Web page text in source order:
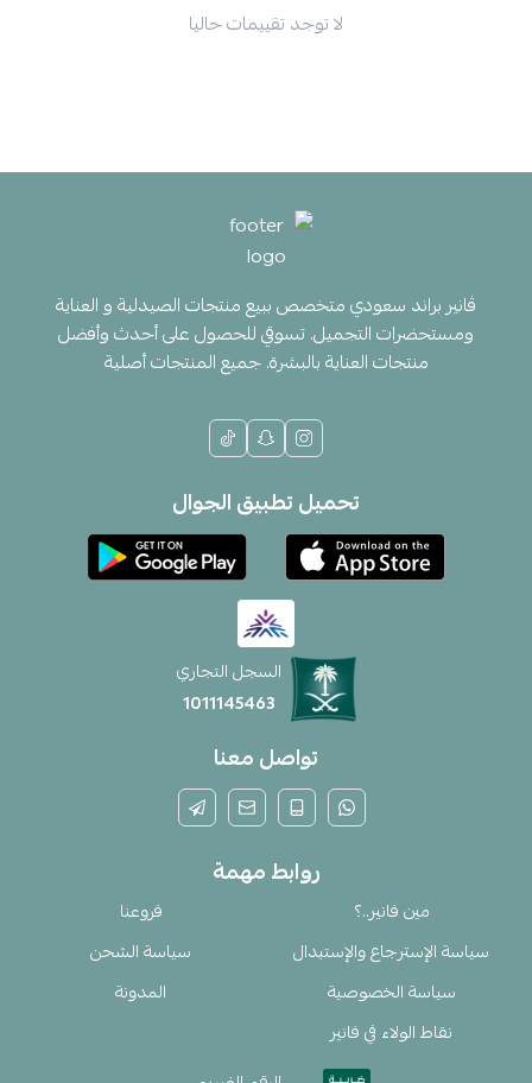
لا توجد تقييمات حاليا
ڤانير براند سعودي متخصص ببيع منتجات الصيدلية و العناية
ومستحضرات التجميل. تسوقي للحصول على أحدث وأفضل
منتجات العناية بالبشرة. جميع المنتجات أصلية
تحميل تطبيق الجوال
السجل التجاري
1011145463
تواصل معنا
روابط مهمة
مين فانير..؟
فروعنا
سياسة الإسترجاع والإستبدال
سياسة الشحن
سياسة الخصوصية
المدونة
نقاط الولاء في فانير